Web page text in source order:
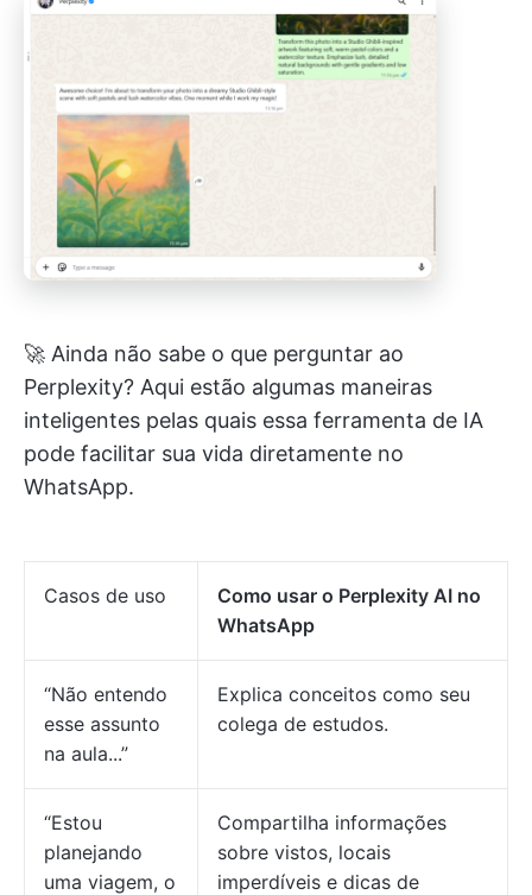
🚀 Ainda não sabe o que perguntar ao
Perplexity? Aqui estão algumas maneiras
inteligentes pelas quais essa ferramenta de IA
pode facilitar sua vida diretamente no
WhatsApp.
Casos de uso
Como usar o Perplexity AI no
WhatsApp
“Não entendo
esse assunto
na aula...”
Explica conceitos como seu
colega de estudos.
“Estou
planejando
uma viagem, o
Compartilha informações
sobre vistos, locais
imperdíveis e dicas de